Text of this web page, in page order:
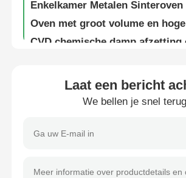
Kwaliteitscontrole
Gevallen
Verzoek om een Citaat
Laat een bericht
We bellen je snel